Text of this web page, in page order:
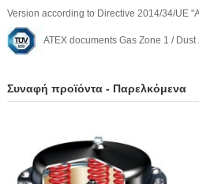
Version according to Directive 2014/34/UE
ATEX documents Gas Zone 1 /
Συναφή προϊόντα - Παρελκόμενα